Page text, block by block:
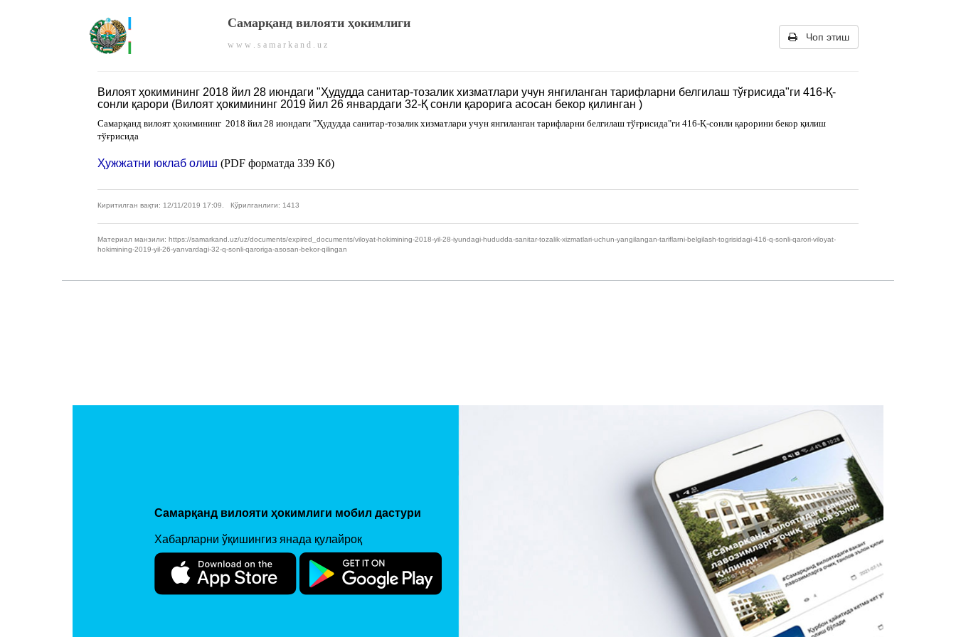
Самарқанд вилояти ҳокимлиги
w w w . s a m a r k a n d . u z
Чоп этиш
Вилоят ҳокимининг 2018 йил 28 июндаги "Ҳудудда санитар-тозалик хизматлари учун янгиланган тарифларни белгилаш тўғрисида"ги 416-Қ-
сонли қарори (Вилоят ҳокимининг 2019 йил 26 январдаги 32-Қ сонли қарорига асосан бекор қилинган )
Самарқанд вилоят ҳокимининг 2018 йил 28 июндаги "Ҳудудда санитар-тозалик хизматлари учун янгиланган тарифларни белгилаш тўғрисида"ги 416-Қ-сонли қарорини бекор қилиш
тўғрисида
Ҳужжатни юклаб олиш (PDF форматда 339 Кб)
Киритилган вақти: 12/11/2019 17:09. Кўрилганлиги: 1413
Материал манзили: https://samarkand.uz/uz/documents/expired_documents/viloyat-hokimining-2018-yil-28-iyundagi-hududda-sanitar-tozalik-xizmatlari-uchun-yangilangan-tariflarni-belgilash-togrisidagi-416-q-sonli-qarori-viloyat-
hokimining-2019-yil-26-yanvardagi-32-q-sonli-qaroriga-asosan-bekor-qilingan
Самарқанд вилояти ҳокимлиги мобил дастури
Хабарларни ўқишингиз янада қулайроқ